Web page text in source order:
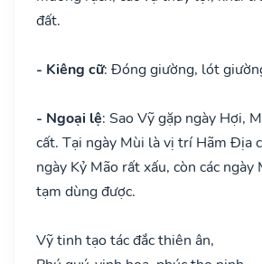
đất.
- Kiêng cữ: Đóng giường, lót
- Ngoại lệ: Sao Vỹ gặp ngày Hợi,
cất. Tại ngày Mùi là vị trí Hãm Địa
ngày Kỷ Mão rất xấu, còn các ngày
tạm dùng được.
Vỹ tinh tạo tác đắc thiên ân,